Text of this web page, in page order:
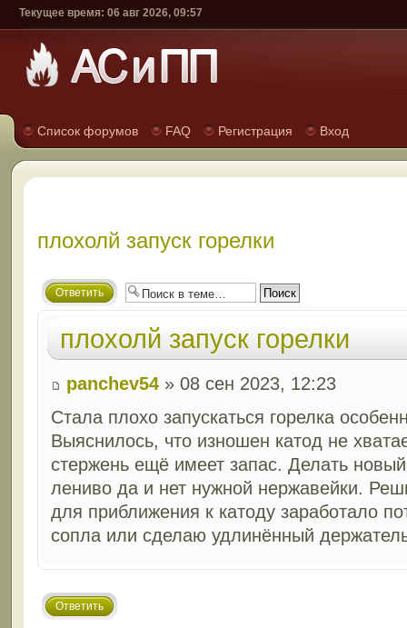
Текущее время: 06 авг 2026, 09:57
Список форумов FAQ Регистрация Вход
плохолй запуск горелки
Ответить
плохолй запуск горелки
panchev54» 08 сен 2023, 12:23
Стала плохо запускаться горелка
Выяснилось, что изношен катод не
стержень ещё имеет запас. Делать
лениво да и нет нужной нержавейки.
для приближения к катоду заработало
сопла или сделаю удлинённый
Ответить